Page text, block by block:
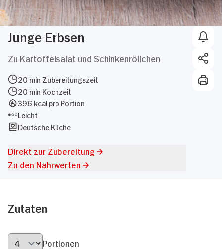
Junge Erbsen
Zu Kartoffelsalat und Schinkenröllchen
20 min Zubereitungszeit
20 min Kochzeit
396 kcal pro Portion
Leicht
Deutsche Küche
Direkt zur Zubereitung
Zu den Nährwerten
Zutaten
Portionen